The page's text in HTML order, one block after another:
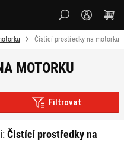
Čistící prostředky na motorku
MOTORKU
Filtrovat
Čistící prostředky na